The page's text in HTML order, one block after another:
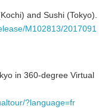
and Sushi (Tokyo).
M102813/2017091
in 360-degree Virtual
?language=fr